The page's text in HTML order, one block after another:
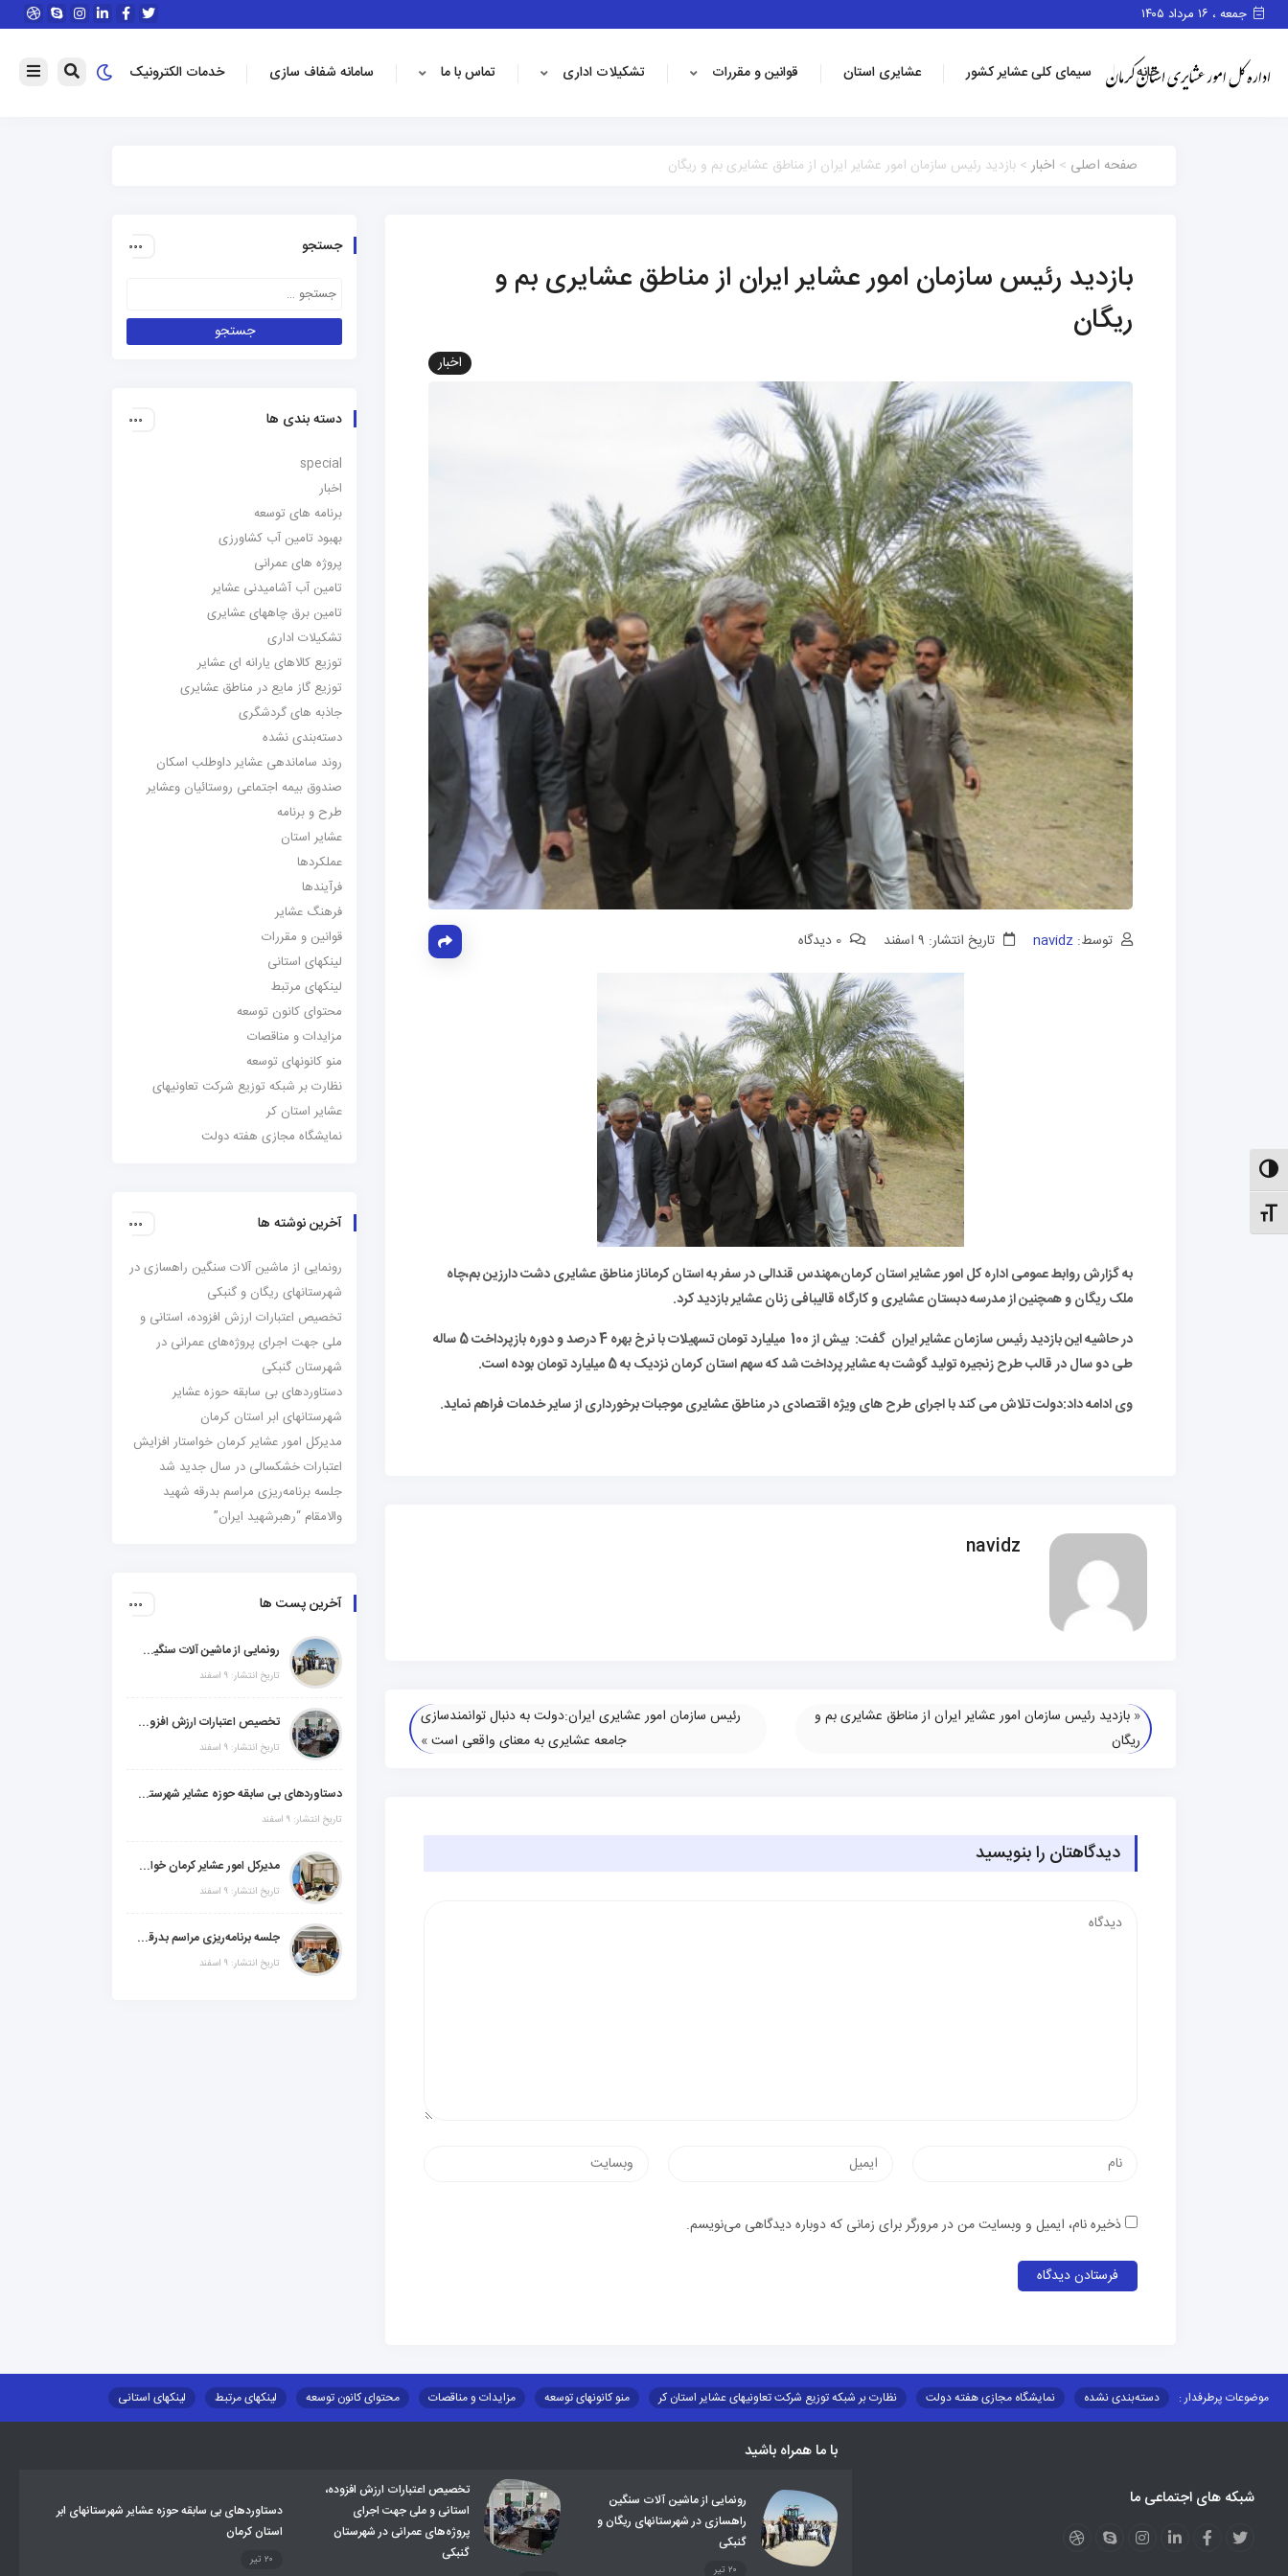
حالت کنتراست بالا
تنظیم اندازهٔ فونت
جمعه ، ۱۶ مرداد ۱۴۰۵
خانه سیمای کلی عشایر کشور عشایری استان قوانین و مقررات تشکیلات اداری تماس با ما سامانه شفاف سازی خدمات الکترونیک
صفحه اصلی > اخبار> بازدید رئیس سازمان امور عشایر ایران از مناطق عشایری بم و ریگان
بازدید رئیس سازمان امور عشایر ایران از مناطق عشایری بم و
ریگان
اخبار
توسط: navidz تاریخ انتشار: ۹ اسفند
به گزارش روابط عمومی اداره کل امور عشایر استان کرمان،مهندس قندالی در سفر به استان کرماناز مناطق عشایری دشت دارزین بم،چاه
ملک ریگان و همچنین از مدرسه دبستان عشایری و کارگاه قالیبافی زنان عشایر بازدید کرد.
در حاشیه این بازدید رئیس سازمان عشایر ایران گفت: بیش از 100 میلیارد تومان تسهیلات با نرخ بهره 4 درصد و دوره بازپرداخت 5 ساله
طی دو سال در قالب طرح زنجیره تولید گوشت به عشایر پرداخت شد که سهم استان کرمان نزدیک به 5 میلیارد تومان بوده است.
وی ادامه داد:دولت تلاش می کند با اجرای طرح های ویژه اقتصادی در مناطق عشایری موجبات برخورداری از سایر خدمات فراهم نماید.
navidz
« بازدید رئیس سازمان امور عشایر ایران از مناطق عشایری بم و
ریگان
رئیس سازمان امور عشایری ایران:دولت به دنبال توانمندسازی
جامعه عشایری به معنای واقعی است»
دیدگاهتان را بنویسید
پست
وب‌سایت
ذخیره نام، ایمیل و وبسایت من در مرورگر برای زمانی که دوباره دیدگاهی می‌نویسم.
جستجو
دسته بندی ها
special
اخبار
برنامه های توسعه
بهبود تامین آب کشاورزی
پروژه های عمرانی
تامین آب آشامیدنی عشایر
تامین برق چاههای عشایری
تشکیلات اداری
توزیع کالاهای یارانه ای عشایر
توزیع گاز مایع در مناطق عشایری
جاذبه های گردشگری
دسته‌بندی نشده
روند ساماندهی عشایر داوطلب اسکان
صندوق بیمه اجتماعی روستائیان وعشایر
طرح و برنامه
عشایر استان
عملکردها
فرآیندها
فرهنگ عشایر
قوانین و مقررات
لینکهای استانی
لینکهای مرتبط
محتوای کانون توسعه
مزایدات و مناقصات
منو کانونهای توسعه
نظارت بر شبکه توزیع شرکت تعاونیهای
عشایر استان کر
نمایشگاه مجازی هفته دولت
آخرین نوشته ها
رونمایی از ماشین آلات سنگین راهسازی در
شهرستانهای ریگان و گنبکی
تخصیص اعتبارات ارزش افزوده، استانی و
ملی جهت اجرای پروژه‌های عمرانی در
شهرستان گنبکی
دستاوردهای بی سابقه حوزه عشایر
شهرستانهای ابر استان کرمان
مدیرکل امور عشایر کرمان خواستار افزایش
اعتبارات خشکسالی در سال جدید شد
جلسه برنامه‌ریزی مراسم بدرقه شهید
والامقام “رهبرشهید ایران”
آخرین پست ها
رونمایی از ماشین آلات سنگین راهسازی در شهرستانهای ریگان و گنبکی
تاریخ انتشار: ۹ اسفند
تخصیص اعتبارات ارزش افزوده، استانی و ملی جهت اجرای پروژه‌های عمرانی در شهرستان گنبکی
تاریخ انتشار: ۹ اسفند
دستاوردهای بی سابقه حوزه عشایر شهرستانهای ابر استان کرمان
تاریخ انتشار: ۹ اسفند
مدیرکل امور عشایر کرمان خواستار افزایش اعتبارات خشکسالی در سال جدید شد
تاریخ انتشار: ۹ اسفند
جلسه برنامه‌ریزی مراسم بدرقه شهید والامقام "رهبرشهید ایران"
تاریخ انتشار: ۹ اسفند
موضوعات پرطرفدار : دسته‌بندی نشده نمایشگاه مجازی هفته دولت نظارت بر شبکه توزیع شرکت تعاونیهای عشایر استان کر منو کانونهای توسعه مزایدات و مناقصات محتوای کانون توسعه لینکهای مرتبط
لینکهای استانی
شبکه های اجتماعی ما
با ما همراه باشید
رونمایی از ماشین آلات سنگین
راهسازی در شهرستانهای ریگان و
گنبکی
۲۰ تیر
تخصیص اعتبارات ارزش افزوده،
استانی و ملی جهت اجرای
پروژه‌های عمرانی در شهرستان
گنبکی
دستاوردهای بی سابقه حوزه عشایر شهرستانهای ابر
استان کرمان
۲۰ تیر